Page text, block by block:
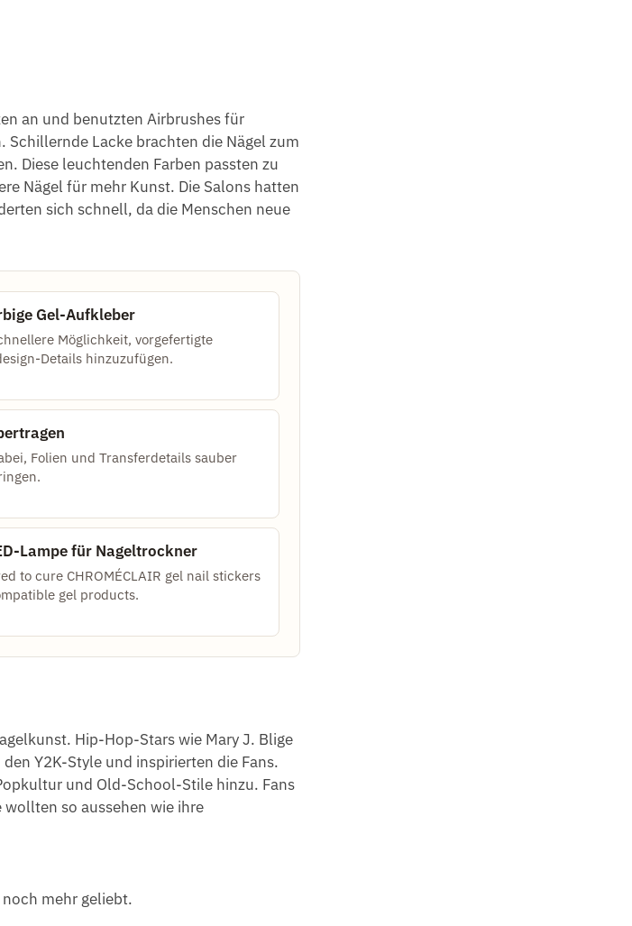
an und benutzten Airbrushes für
Schillernde Lacke brachten die Nägel zum
Diese leuchtenden Farben passten zu
Nägel für mehr Kunst. Die Salons hatten
sich schnell, da die Menschen neue
Gel-Aufkleber
Möglichkeit, vorgefertigte
Details hinzuzufügen.
Folien und Transferdetails sauber
Lampe für Nageltrockner
to cure CHROMÉCLAIR gel nail stickers
gel products.
Hip-Hop-Stars wie Mary J. Blige
Y2K-Style und inspirierten die Fans.
und Old-School-Stile hinzu. Fans
so aussehen wie ihre
mehr geliebt.